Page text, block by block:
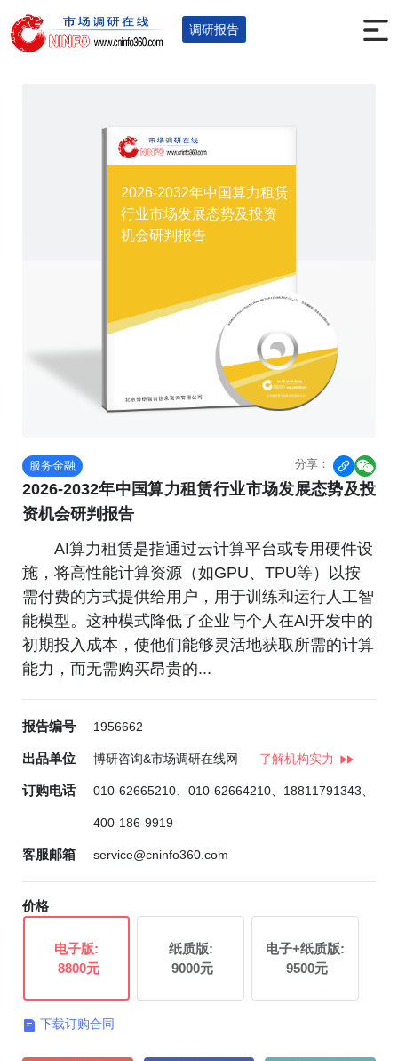
调研报告
您的位置：首页>调研报告 >服务金融
2026-2032年中国算力租赁
行业市场发展态势及投资
机会研判报告
服务金融 分享：  
2026-2032年中国算力租赁行业市场发展态势及投
资机会研判报告
AI算力租赁是指通过云计算平台或专用硬件设
施，将高性能计算资源（如GPU、TPU等）以按
需付费的方式提供给用户，用于训练和运行人工智
能模型。这种模式降低了企业与个人在AI开发中的
初期投入成本，使他们能够灵活地获取所需的计算
能力，而无需购买昂贵的...
报告编号 1956662
出品单位 博研咨询&市场调研在线网 了解机构实力
订购电话 010-62665210、010-62664210、18811791343、
400-186-9919
客服邮箱 service@cninfo360.com
价格
电子版:
8800元
纸质版:
9000元
电子+纸质版:
9500元
 下载订购合同